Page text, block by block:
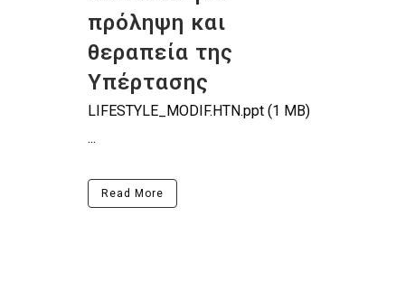
πρόληψη και
θεραπεία της
Υπέρτασης
LIFESTYLE_MODIF.HTN.ppt (1 ΜΒ)
...
Read More